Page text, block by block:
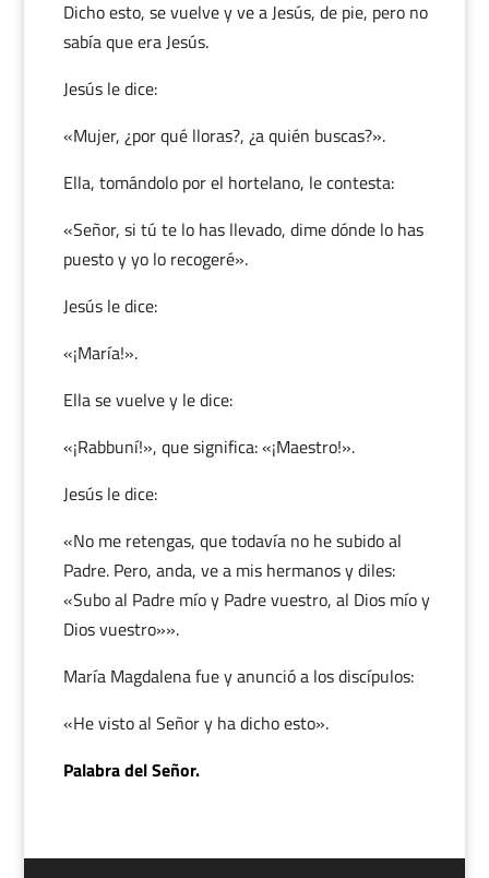
Dicho esto, se vuelve y ve a Jesús, de pie, pero no
sabía que era Jesús.
Jesús le dice:
«Mujer, ¿por qué lloras?, ¿a quién buscas?».
Ella, tomándolo por el hortelano, le contesta:
«Señor, si tú te lo has llevado, dime dónde lo has
puesto y yo lo recogeré».
Jesús le dice:
«¡María!».
Ella se vuelve y le dice:
«¡Rabbuní!», que significa: «¡Maestro!».
Jesús le dice:
«No me retengas, que todavía no he subido al
Padre. Pero, anda, ve a mis hermanos y diles:
«Subo al Padre mío y Padre vuestro, al Dios mío y
Dios vuestro»».
María Magdalena fue y anunció a los discípulos:
«He visto al Señor y ha dicho esto».
Palabra del Señor.